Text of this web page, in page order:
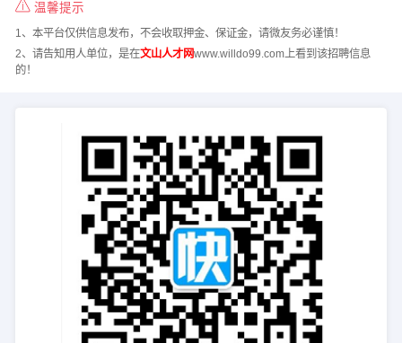
温馨提示
1、本平台仅供信息发布，不会收取押金、保证金，请微友务必谨慎！
2、请告知用人单位，是在文山人才网www.willdo99.com上看到该招聘信息
的！